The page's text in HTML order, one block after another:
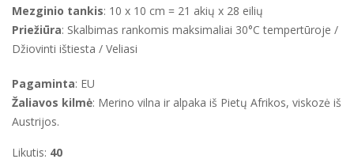
Mezginio tankis: 10 x 10 cm = 21 akių x 28 eilių
Priežiūra: Skalbimas rankomis maksimaliai 30°C tempertūroje /
Džiovinti ištiesta / Veliasi
Pagaminta: EU
Žaliavos kilmė: Merino vilna ir alpaka iš Pietų Afrikos, viskozė iš
Austrijos.
Likutis: 40